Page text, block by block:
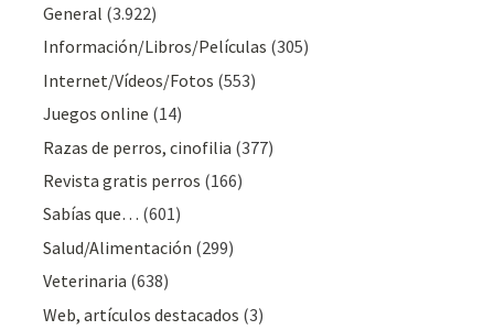
General (3.922)
Información/Libros/Películas (305)
Internet/Vídeos/Fotos (553)
Juegos online (14)
Razas de perros, cinofilia (377)
Revista gratis perros (166)
Sabías que… (601)
Salud/Alimentación (299)
Veterinaria (638)
Web, artículos destacados (3)